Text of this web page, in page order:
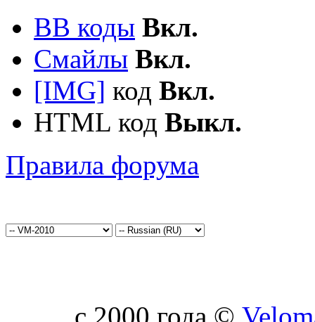
BB коды Вкл.
Смайлы Вкл.
[IMG] код Вкл.
HTML код Выкл.
Правила форума
c 2000 года ©